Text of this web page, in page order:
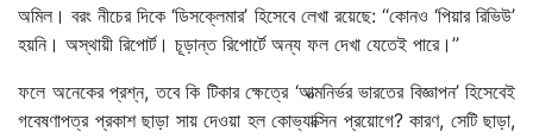
অমিল। বরং নীচের দিকে ‘ডিসক্লেমার’ হিসেবে লেখা রয়েছে: ‘‘কোনও ‘পিয়ার রিভিউ’
হয়নি। অস্থায়ী রিপোর্ট। চূড়ান্ত রিপোর্টে অন্য ফল দেখা যেতেই পারে।’’
ফলে অনেকের প্রশ্ন, তবে কি টিকার ক্ষেত্রে ‘আত্মনির্ভর ভারতের বিজ্ঞাপন’ হিসেবেই
গবেষণাপত্র প্রকাশ ছাড়া সায় দেওয়া হল কোভ্যাক্সিন প্রয়োগে? কারণ, সেটি ছাড়া,